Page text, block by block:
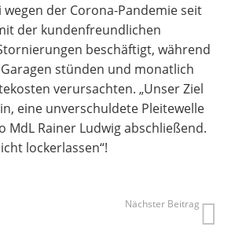
wegen der Corona-Pandemie seit
der kundenfreundlichen
beschäftigt, während
stünden und monatlich
verursachten. „Unser Ziel
eine unverschuldete Pleitewelle
MdL Rainer Ludwig abschließend.
lockerlassen“!
Nächster Beitrag